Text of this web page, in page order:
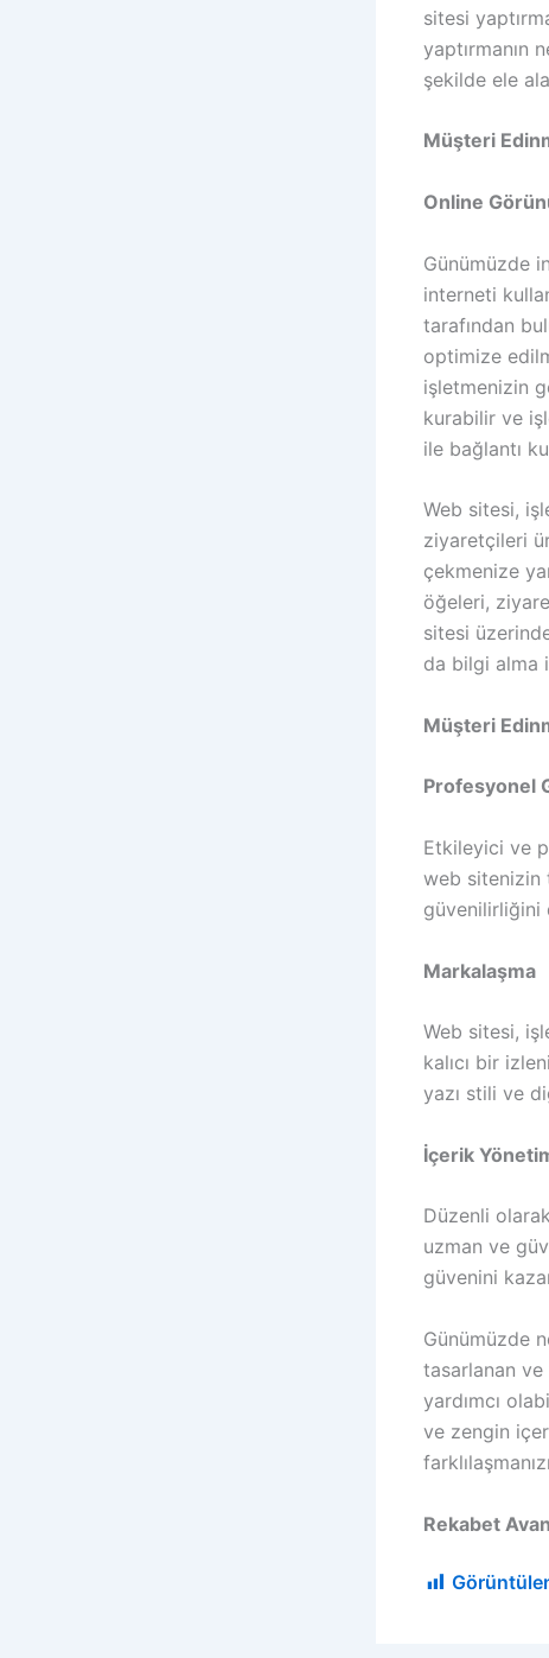
sitesi
yaptırmanın
şekilde ele
Müşteri
Online
Günümüzde
interneti
tarafından
optimize
işletmenizin
kurabilir ve
ile bağlantı
Web sitesi,
ziyaretçileri
çekmenize
öğeleri,
sitesi
da bilgi alma
Müşteri
Profesyonel
Etkileyici ve
web sitenizin
güvenilirliğini
Markalaşma
Web sitesi,
kalıcı bir
yazı stili ve
İçerik
Düzenli
uzman ve
güvenini
Günümüzde
tasarlanan ve
yardımcı
ve zengin
Rekabet